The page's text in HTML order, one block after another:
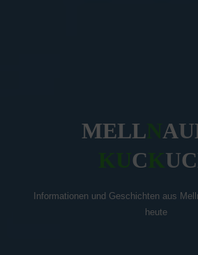
MELL AU
C UC
Informationen und Geschichten aus
heute